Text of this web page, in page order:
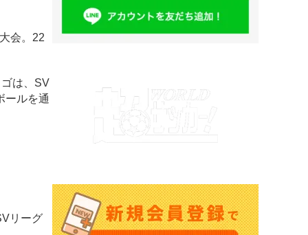
会。22
は、SV
ールを通
リーグ